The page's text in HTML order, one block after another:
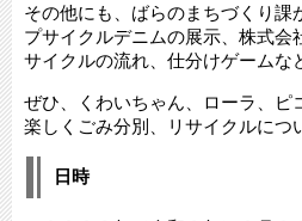
その他にも、ばらのまちづくり課
プサイクルデニムの展示、株式会
サイクルの流れ、仕分けゲームな
ぜひ、くわいちゃん、ローラ、ピ
楽しくごみ分別、リサイクルにつ
日時